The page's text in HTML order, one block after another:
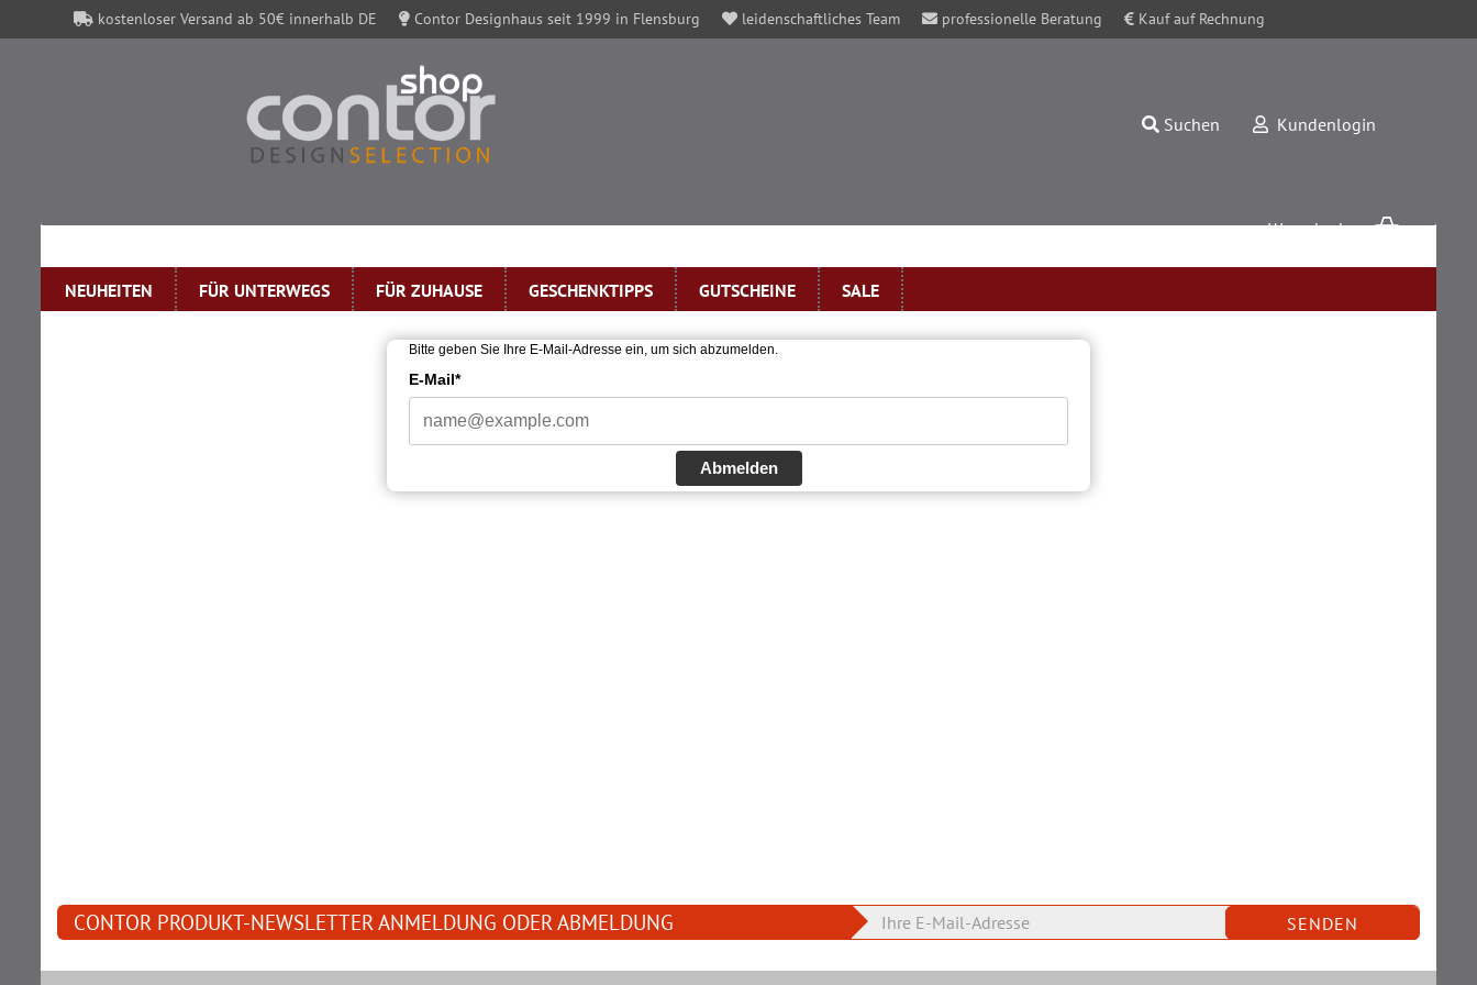
kostenloser Versand ab 50€ innerhalb DE Contor Designhaus seit 1999 in Flensburg leidenschaftliches Team professionelle Beratung
Kauf auf Rechnung
Suchen Kundenlogin
Passwort vergessen?
Warenkorb
NEUHEITEN FÜR UNTERWEGS FÜR ZUHAUSE GESCHENKTIPPS GUTSCHEINE SALE
» Newsletter Abmeldung
Bitte geben Sie Ihre E-Mail-Adresse ein, um sich abzumelden.
E-Mail*
Abmelden
CONTOR PRODUKT-NEWSLETTER ANMELDUNG ODER ABMELDUNG